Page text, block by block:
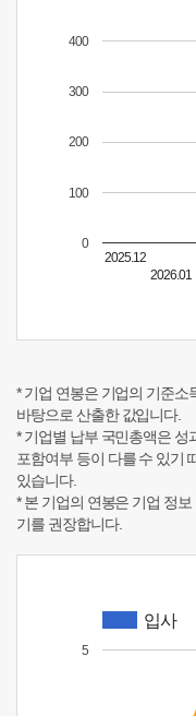
2025.12
2026.01
0
100
200
300
400
* 기업 연봉은 기업의 기준
바탕으로 산출한 값입니다.
* 기업별 납부 국민총액은 성
포함여부 등이 다를 수 있기
있습니다.
* 본 기업의 연봉은 기업 정
기를 권장합니다.
입사
5